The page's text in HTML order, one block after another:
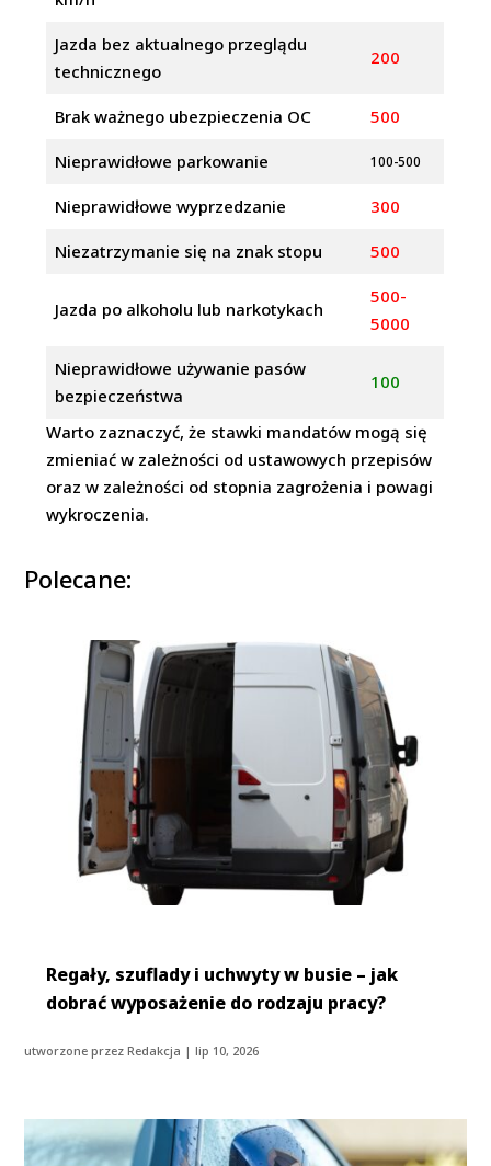
Jazda bez aktualnego przeglądu
technicznego
200
Brak ważnego ubezpieczenia OC 500
Nieprawidłowe parkowanie 100-500
Nieprawidłowe wyprzedzanie 300
Niezatrzymanie się na znak stopu 500
Jazda po alkoholu lub narkotykach
500-
5000
Nieprawidłowe używanie pasów
bezpieczeństwa
100
Warto zaznaczyć, że stawki mandatów mogą się
zmieniać w zależności od ustawowych przepisów
oraz w zależności od stopnia zagrożenia i powagi
wykroczenia.
Polecane:
Regały, szuflady i uchwyty w busie – jak
dobrać wyposażenie do rodzaju pracy?
utworzone przezRedakcja |lip 10, 2026